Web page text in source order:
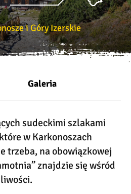
i Góry Izerskie
Galeria
sudeckimi szlakami
w Karkonoszach
trzeba, na obowiązkowej
znajdzie się wśród